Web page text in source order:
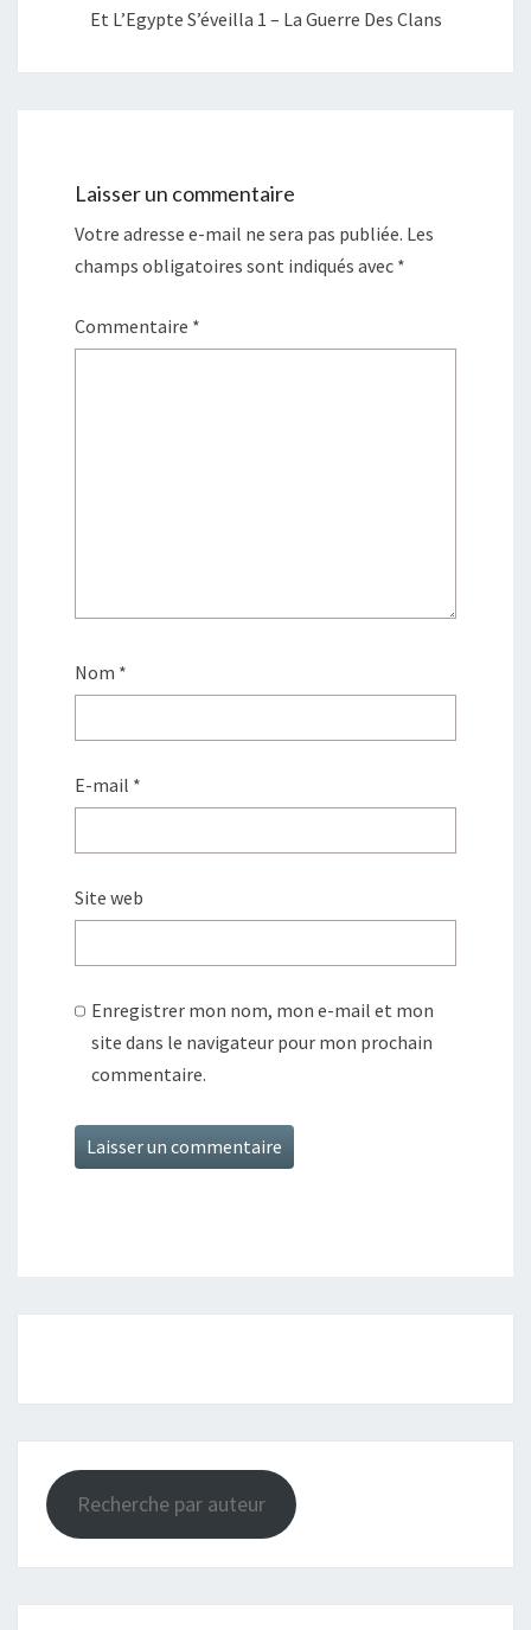
Et L’Egypte S’éveilla 1 – La Guerre Des Clans
Laisser un commentaire
Votre adresse e-mail ne sera pas publiée. Les
champs obligatoires sont indiqués avec *
Commentaire *
Nom *
E-mail *
Site web
Enregistrer mon nom, mon e-mail et mon
site dans le navigateur pour mon prochain
commentaire.
Recherche par auteur